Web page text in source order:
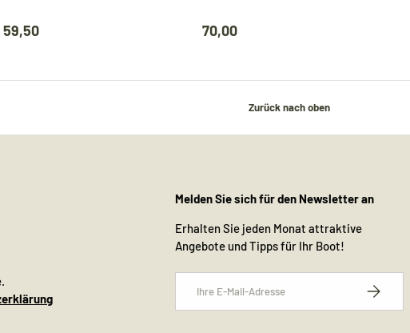
59,50 70,00
Zurück nach oben
Melden Sie sich für den Newsletter an
Erhalten Sie jeden Monat attraktive
Angebote und Tipps für Ihr Boot!
Abonnieren